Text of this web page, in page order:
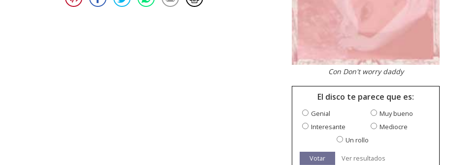
Con Don't worry daddy
El disco te parece que es:
Genial
Muy bueno
Interesante
Mediocre
Un rollo
Votar Ver resultados